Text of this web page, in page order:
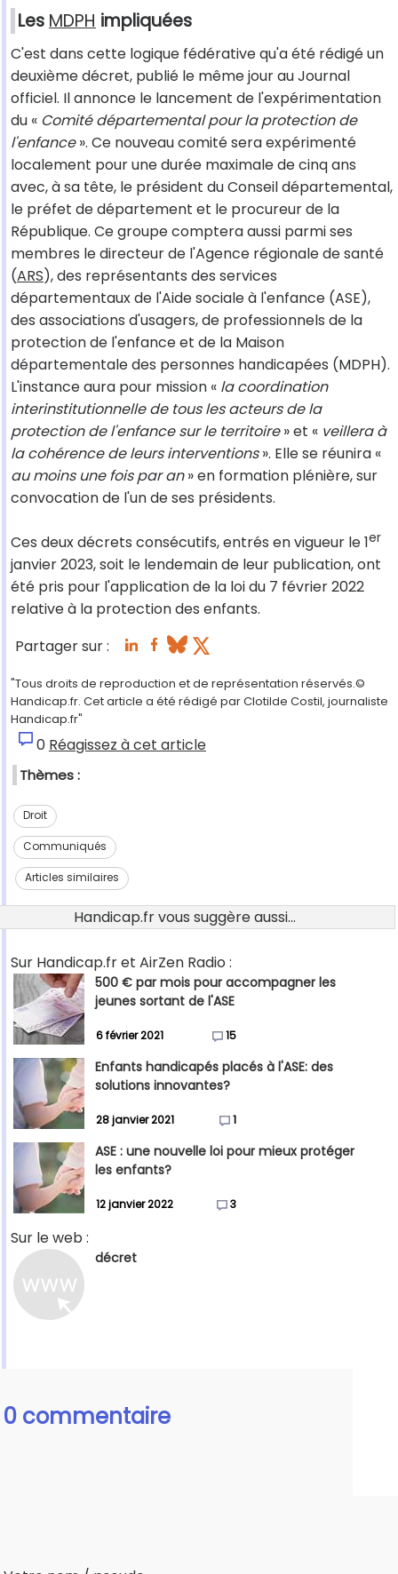
Les MDPH impliquées
C'est dans cette logique fédérative qu'a été rédigé un
deuxième décret, publié le même jour au Journal
officiel. Il annonce le lancement de l'expérimentation
du « Comité départemental pour la protection de
l'enfance». Ce nouveau comité sera expérimenté
localement pour une durée maximale de cinq ans
avec, à sa tête, le président du Conseil départemental,
le préfet de département et le procureur de la
République. Ce groupe comptera aussi parmi ses
membres le directeur de l'Agence régionale de santé
(ARS), des représentants des services
départementaux de l'Aide sociale à l'enfance (ASE),
des associations d'usagers, de professionnels de la
protection de l'enfance et de la Maison
départementale des personnes handicapées (MDPH).
L'instance aura pour mission « la coordination
interinstitutionnelle de tous les acteurs de la
protection de l'enfance sur le territoire» et « veillera à
la cohérence de leurs interventions». Elle se réunira «
au moins une fois par an» en formation plénière, sur
convocation de l'un de ses présidents.
Ces deux décrets consécutifs, entrés en vigueur le 1er
janvier 2023, soit le lendemain de leur publication, ont
été pris pour l'application de la loi du 7 février 2022
relative à la protection des enfants.
Partager sur :
"Tous droits de reproduction et de représentation réservés.©
Handicap.fr. Cet article a été rédigé par Clotilde Costil, journaliste
Handicap.fr"
0 Réagissez à cet article
Thèmes :
Droit
Communiqués
Articles similaires
Handicap.fr vous suggère aussi...
Sur Handicap.fr et AirZen Radio :
500 € par mois pour accompagner les
jeunes sortant de l'ASE
6 février 2021 15
Enfants handicapés placés à l'ASE: des
solutions innovantes?
28 janvier 2021 1
ASE : une nouvelle loi pour mieux protéger
les enfants?
12 janvier 2022 3
Sur le web :
décret
0 commentaire